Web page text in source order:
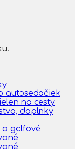
autosedačiek
na cesty
doplnky
a golfové